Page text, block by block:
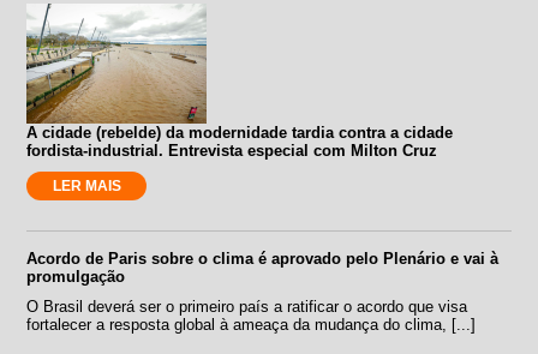
A cidade (rebelde) da modernidade tardia contra a cidade
fordista-industrial. Entrevista especial com Milton Cruz
LER MAIS
Acordo de Paris sobre o clima é aprovado pelo Plenário e vai à
promulgação
O Brasil deverá ser o primeiro país a ratificar o acordo que visa
fortalecer a resposta global à ameaça da mudança do clima, [...]